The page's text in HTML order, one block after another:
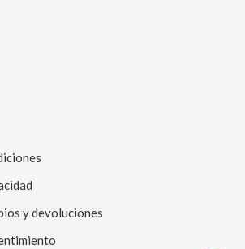
y devoluciones